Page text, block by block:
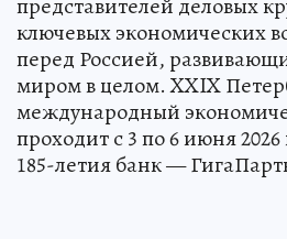
представителей деловых
ключевых экономических
перед Россией,
миром в целом. XXIX
международный
проходит с 3 по 6 июня 2026
185-летия банк —